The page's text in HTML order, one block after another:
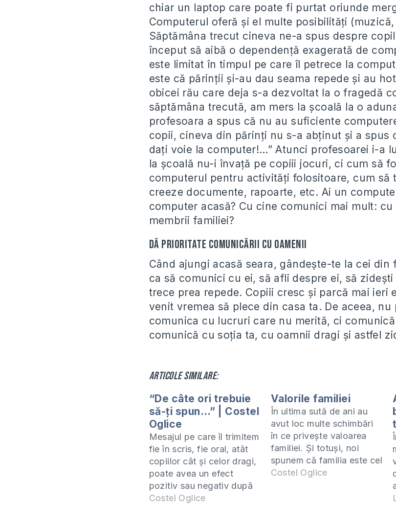
chiar un laptop care poate fi purtat oriunde
Computerul oferă şi el multe posibilităţi
Săptămâna trecut cineva ne-a spus despre
început să aibă o dependenţă exagerată de
este limitat în timpul pe care îl petrece la
este că părinţii şi-au dau seama repede şi au
obicei rău care deja s-a dezvoltat la o fragedă
săptămâna trecută, am mers la şcoală la o
profesoara a spus că nu au suficiente
copii, cineva din părinţi nu s-a abţinut şi a spus
daţi voie la computer!…” Atunci profesoarei i-a
la şcoală nu-i învaţă pe copiii jocuri, ci cum să
computerul pentru activităţi folositoare, cum să
creeze documente, rapoarte, etc. Ai un
computer acasă? Cu cine comunici mai mult:
membrii familiei?
Dă prioritate comunicării cu oamenii
Când ajungi acasă seara, gândeşte-te la cei din
ca să comunici cu ei, să afli despre ei, să
trece prea repede. Copiii cresc şi parcă mai ieri
venit vremea să plece din casa ta. De aceea,
comunica cu lucruri care nu merită, ci
comunică cu soţia ta, cu oamnii dragi şi astfel
Articole similare:
“De câte ori trebuie
să-ţi spun…” | Costel
Oglice
Mesajul pe care îl trimitem
fie în scris, fie oral, atât
copiilor cât şi celor dragi,
poate avea un efect
pozitiv sau negativ după
felul în care spui ceea ce
Costel Oglice
Valorile familiei
În ultima sută de ani au
avut loc multe schimbări
în ce priveşte valoarea
familiei. Şi totuşi, noi
spunem că familia este cel
mai important lucru în
Costel Oglice